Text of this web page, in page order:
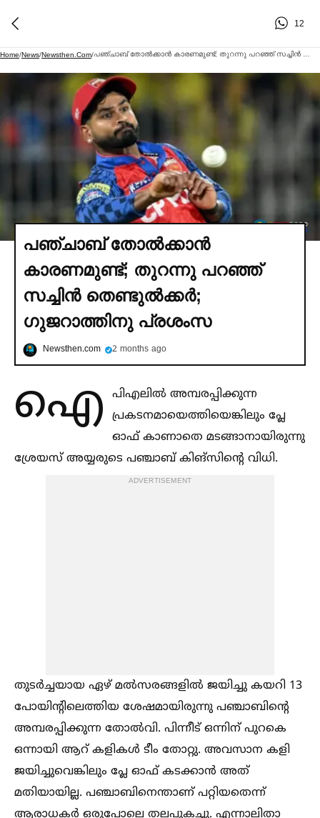
12
Home/News/Newsthen.com/
പഞ്ചാബ് തോല്‍ക്കാന്‍
കാരണമുണ്ട്; തുറന്നു പറഞ്ഞ്
സച്ചിന്‍ തെണ്ടുല്‍ക്കര്‍;
ഗുജറാത്തിനു പ്രശംസ
Newsthen.com 2 months ago
ഐ
പിഎലില്‍ അമ്പരപ്പിക്കുന്ന
പ്രകടനമായെത്തിയെങ്കിലും പ്ലേ
ഓഫ് കാണാതെ മടങ്ങാനായിരുന്നു
ശ്രേയസ് അയ്യരുടെ പഞ്ചാബ് കിങ്സിന്‍റെ വിധി.
ADVERTISEMENT
തുടര്‍ച്ചയായ ഏഴ് മല്‍സരങ്ങളില്‍ ജയിച്ചു കയറി 13
പോയിന്‍റിലെത്തിയ ശേഷമായിരുന്നു പഞ്ചാബിന്‍റെ
അമ്പരപ്പിക്കുന്ന തോല്‍വി. പിന്നീട് ഒന്നിന് പുറകെ
ഒന്നായി ആറ് കളികള്‍ ടീം തോറ്റു. അവസാന കളി
ജയിച്ചുവെങ്കിലും പ്ലേ ഓഫ് കടക്കാന്‍ അത്
മതിയായില്ല. പഞ്ചാബിനെന്താണ് പറ്റിയതെന്ന്
ആരാധകര്‍ ഒരുപോലെ തലപുകച്ചു. എന്നാലിതാ